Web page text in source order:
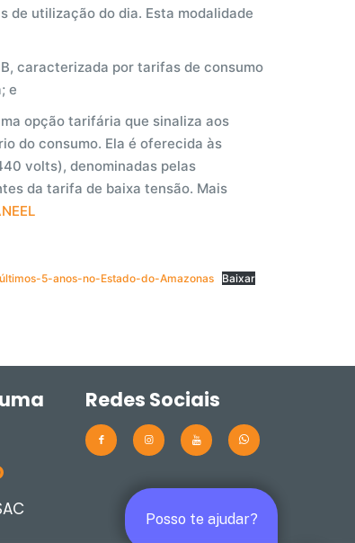
de utilização do dia. Esta modalidade
caracterizada por tarifas de consumo
e
opção tarifária que sinaliza aos
do consumo. Ela é oferecida às
volts), denominadas pelas
da tarifa de baixa tensão. Mais
5-anos-no-Estado-do-Amazonas Baixar
Redes Sociais